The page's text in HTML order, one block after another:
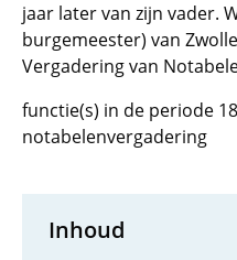
jaar later van zijn vader.
burgemeester) van
Vergadering van
functie(s) in de periode
notabelenvergadering
Inhoud